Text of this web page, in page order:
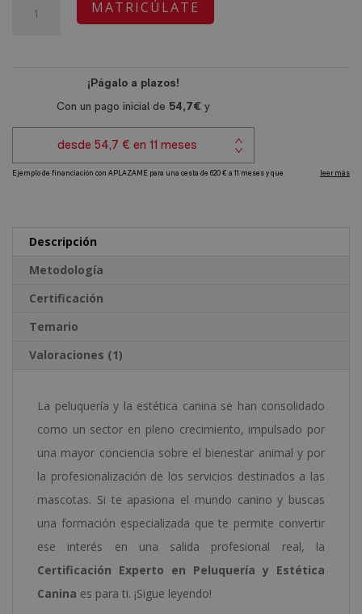
era:
es:
cantidad
MATRICÚLATE
t
Descripción
Metodología
Certificación
Temario
Valoraciones (1)
La peluquería y la estética canina se han consolidado
como un sector en pleno crecimiento, impulsado por
una mayor conciencia sobre el bienestar animal y por
la profesionalización de los servicios destinados a las
mascotas. Si te apasiona el mundo canino y buscas
una formación especializada que te permite convertir
ese interés en una salida profesional real, la
Certificación Experto en Peluquería y Estética
Canina es para ti. ¡Sigue leyendo!